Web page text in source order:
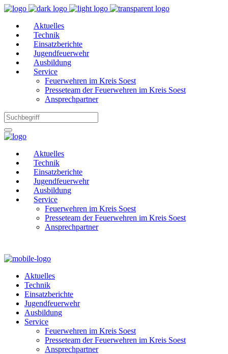
Aktuelles
Technik
Einsatzberichte
Jugendfeuerwehr
Ausbildung
Service
Feuerwehren im Kreis Soest
Presseteam der Feuerwehren im Kreis Soest
Ansprechpartner
Aktuelles
Technik
Einsatzberichte
Jugendfeuerwehr
Ausbildung
Service
Feuerwehren im Kreis Soest
Presseteam der Feuerwehren im Kreis Soest
Ansprechpartner
Aktuelles
Technik
Einsatzberichte
Jugendfeuerwehr
Ausbildung
Service
Feuerwehren im Kreis Soest
Presseteam der Feuerwehren im Kreis Soest
Ansprechpartner